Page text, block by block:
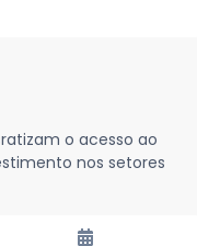
o acesso ao
nos setores